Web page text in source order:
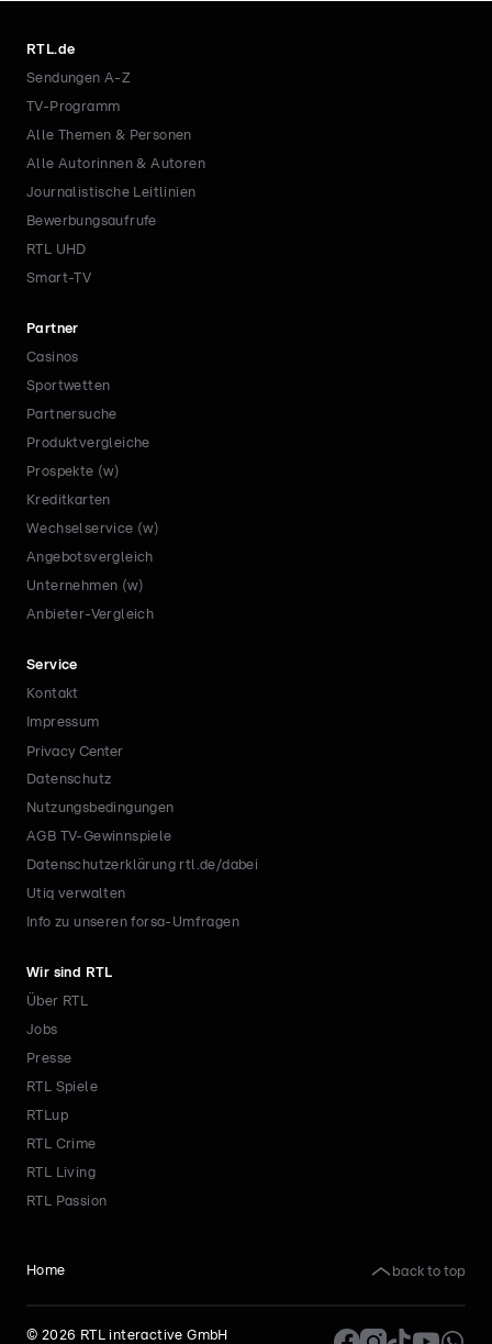
RTL.de
Sendungen A-Z
TV-Programm
Alle Themen & Personen
Alle Autorinnen & Autoren
Journalistische Leitlinien
Bewerbungsaufrufe
RTL UHD
Smart-TV
Partner
Casinos
Sportwetten
Partnersuche
Produktvergleiche
Prospekte (w)
Kreditkarten
Wechselservice (w)
Angebotsvergleich
Unternehmen (w)
Anbieter-Vergleich
Service
Kontakt
Impressum
Privacy Center
Datenschutz
Nutzungsbedingungen
AGB TV-Gewinnspiele
Datenschutzerklärung rtl.de/dabei
Utiq verwalten
Info zu unseren forsa-Umfragen
Wir sind RTL
Über RTL
Jobs
Presse
RTL Spiele
RTLup
RTL Crime
RTL Living
RTL Passion
Home back to top
© 2026 RTL interactive GmbH